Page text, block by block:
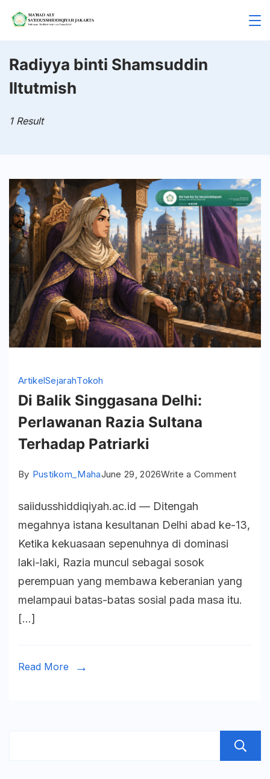
Skip
Aly
Radiyya binti Shamsuddin
Iltutmish
1 Result
ArtikelSejarahTokoh
Di Balik Singgasana Delhi:
Perlawanan Razia Sultana
Terhadap Patriarki
By Pustikom_MahaJune 29, 2026Write a Commenton
Razia
Sultana
saiidusshiddiqiyah.ac.id — Ditengah
megahnya istana kesultanan Delhi abad ke-13,
Ketika kekuasaan sepenuhnya di dominasi
laki-laki, Razia muncul sebagai sosok
perempuan yang membawa keberanian yang
melampaui batas-batas sosial pada masa itu.
[…]
Read More